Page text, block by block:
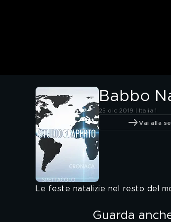
Babbo
25 dic 2019 | Italia 1
Vai alla
Le feste natalizie nel resto del
Guarda